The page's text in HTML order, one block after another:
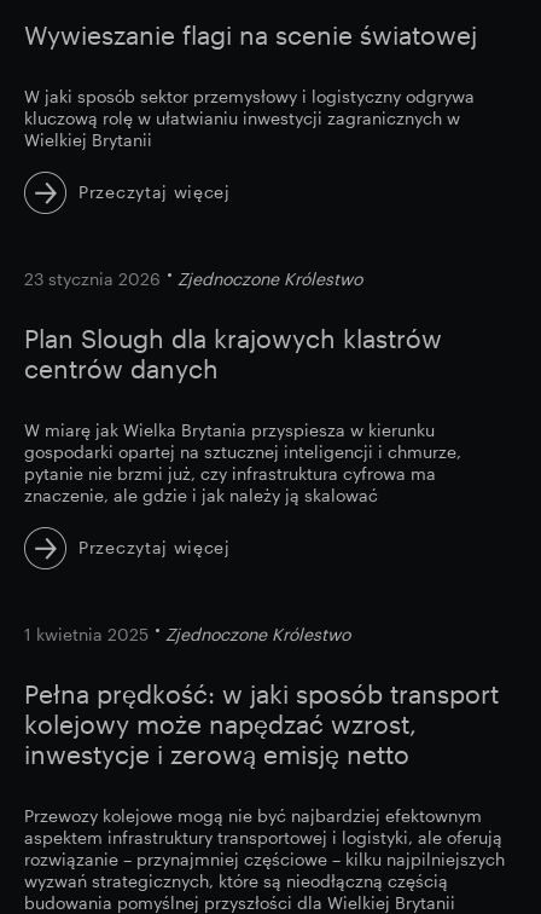
Wywieszanie flagi na scenie światowej
W jaki sposób sektor przemysłowy i logistyczny odgrywa
kluczową rolę w ułatwianiu inwestycji zagranicznych w
Wielkiej Brytanii
Przeczytaj więcej
image23 stycznia 2026 Zjednoczone Królestwo
Plan Slough dla krajowych klastrów
centrów danych
W miarę jak Wielka Brytania przyspiesza w kierunku
gospodarki opartej na sztucznej inteligencji i chmurze,
pytanie nie brzmi już, czy infrastruktura cyfrowa ma
znaczenie, ale gdzie i jak należy ją skalować
Przeczytaj więcej
image1 kwietnia 2025 Zjednoczone Królestwo
Pełna prędkość: w jaki sposób transport
kolejowy może napędzać wzrost,
inwestycje i zerową emisję netto
Przewozy kolejowe mogą nie być najbardziej efektownym
aspektem infrastruktury transportowej i logistyki, ale oferują
rozwiązanie – przynajmniej częściowe – kilku najpilniejszych
wyzwań strategicznych, które są nieodłączną częścią
budowania pomyślnej przyszłości dla Wielkiej Brytanii